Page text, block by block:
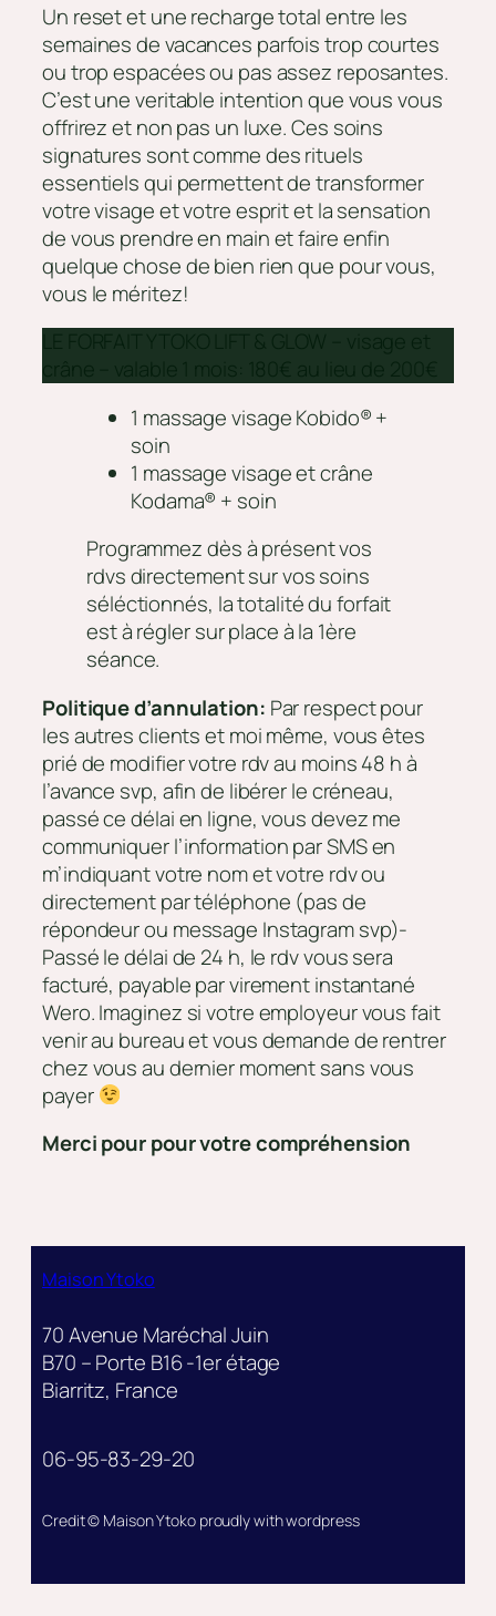
Un reset et une recharge total entre les
semaines de vacances parfois trop courtes
ou trop espacées ou pas assez reposantes.
C’est une veritable intention que vous vous
offrirez et non pas un luxe. Ces soins
signatures sont comme des rituels
essentiels qui permettent de transformer
votre visage et votre esprit et la sensation
de vous prendre en main et faire enfin
quelque chose de bien rien que pour vous,
vous le méritez!
1 massage visage Kobido® +
soin
1 massage visage et crâne
Kodama® + soin
Programmez dès à présent vos
rdvs directement sur vos soins
séléctionnés, la totalité du forfait
est à régler sur place à la 1ère
séance.
Politique d’annulation: Par respect pour
les autres clients et moi même, vous êtes
prié de modifier votre rdv au moins 48 h à
l’avance svp, afin de libérer le créneau,
passé ce délai en ligne, vous devez me
communiquer l’information par SMS en
m’indiquant votre nom et votre rdv ou
directement par téléphone (pas de
répondeur ou message Instagram svp)-
Passé le délai de 24 h, le rdv vous sera
facturé, payable par virement instantané
Wero. Imaginez si votre employeur vous fait
venir au bureau et vous demande de rentrer
chez vous au dernier moment sans vous
payer
Merci pour pour votre compréhension
Maison Ytoko
70 Avenue Maréchal Juin
B70 – Porte B16 -1er étage
Biarritz, France
06-95-83-29-20
Credit © Maison Ytoko proudly with wordpress